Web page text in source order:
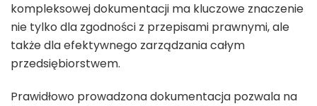
kompleksowej dokumentacji ma kluczowe znaczenie
nie tylko dla zgodności z przepisami prawnymi, ale
także dla efektywnego zarządzania całym
przedsiębiorstwem.
Prawidłowo prowadzona dokumentacja pozwala na